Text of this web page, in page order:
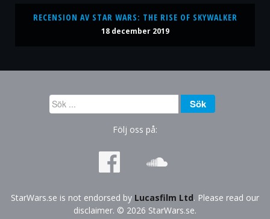
RECENSION AV STAR WARS: THE RISE OF SKYWALKER
18 december 2019
Sök
...
Sök
Följ oss på:
StarWars.se is not endorsed by Lucasfilm Ltd. Please read our
disclaimer. © 2026 StarWars.se.